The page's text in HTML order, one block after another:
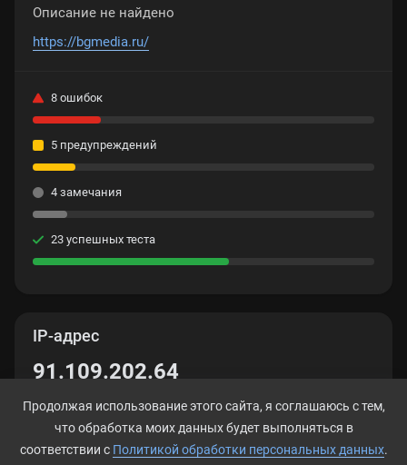
IP-адрес
91.109.202.64
Описание не найдено
https://bgmedia.ru/
8 ошибок
5 предупреждений
4 замечания
23 успешных теста
Продолжая использование этого сайта, я соглашаюсь с тем,
что обработка моих данных будет выполняться в
соответствии с Политикой обработки персональных данных.